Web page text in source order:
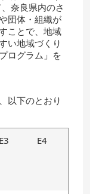
奈良県内のさ
団体・組織が
ことで、地域
い地域づくり
ログラム」を
以下のとおり
E3 E4